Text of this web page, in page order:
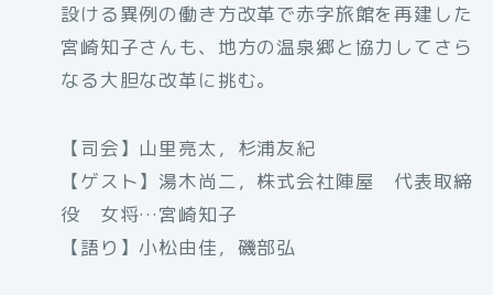
設ける異例の働き方改革で赤字旅館を再建した
宮崎知子さんも、地方の温泉郷と協力してさら
なる大胆な改革に挑む。
【司会】山里亮太，杉浦友紀
【ゲスト】湯木尚二，株式会社陣屋 代表取締
役 女将…宮崎知子
【語り】小松由佳，磯部弘